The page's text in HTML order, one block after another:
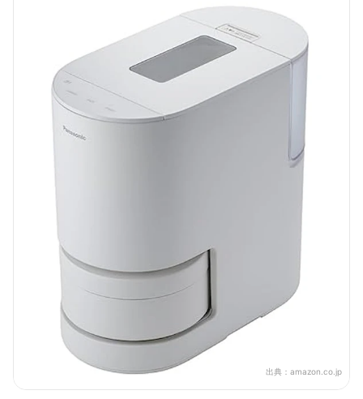
出典： amazon.co.jp